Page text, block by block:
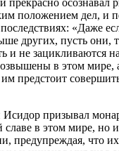
прекрасно осознавал
положением дел, и
«Даже
других, пусть они,
и не зацикливаются
в этом мире, а
предстоит
призывал
славе в этом мире, но
предупреждая, что